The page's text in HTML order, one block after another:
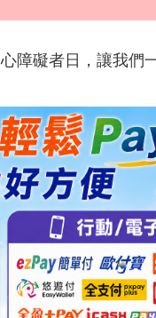
障礙者日，讓我們